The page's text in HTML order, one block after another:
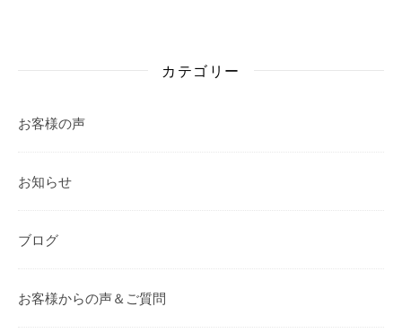
カテゴリー
お客様の声
お知らせ
ブログ
お客様からの声＆ご質問